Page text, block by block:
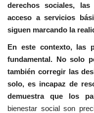
derechos sociales,
acceso a servicios
siguen marcando la
En este contexto, las
fundamental. No solo
también corregir las
solo, es incapaz de
demuestra que los
bienestar social son